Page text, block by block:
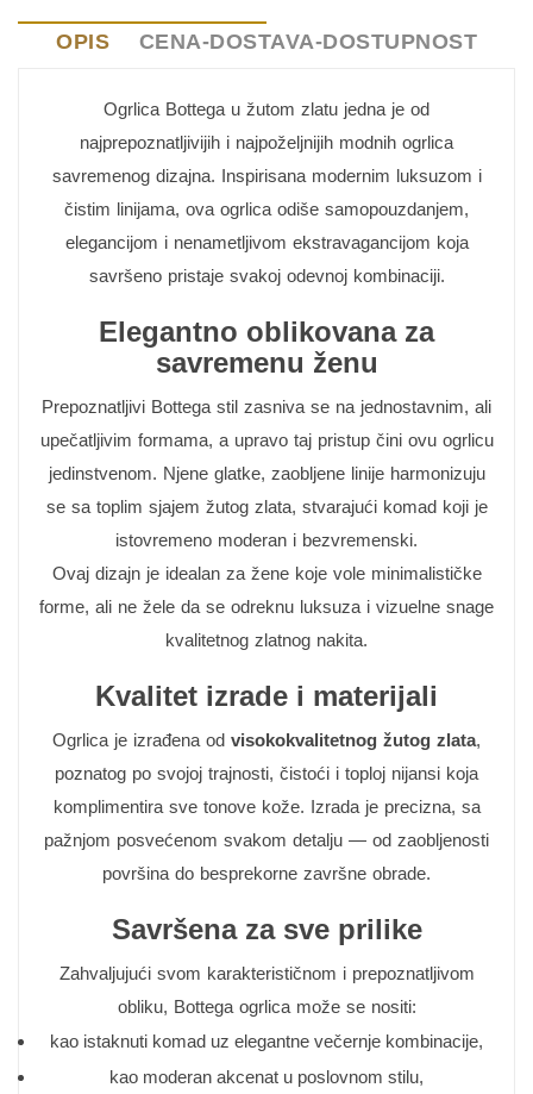
OPIS CENA-DOSTAVA-DOSTUPNOST
Ogrlica Bottega u žutom zlatu jedna je od
najprepoznatljivijih i najpoželjnijih modnih ogrlica
savremenog dizajna. Inspirisana modernim luksuzom i
čistim linijama, ova ogrlica odiše samopouzdanjem,
elegancijom i nenametljivom ekstravagancijom koja
savršeno pristaje svakoj odevnoj kombinaciji.
Elegantno oblikovana za
savremenu ženu
Prepoznatljivi Bottega stil zasniva se na jednostavnim, ali
upečatljivim formama, a upravo taj pristup čini ovu ogrlicu
jedinstvenom. Njene glatke, zaobljene linije harmonizuju
se sa toplim sjajem žutog zlata, stvarajući komad koji je
istovremeno moderan i bezvremenski.
Ovaj dizajn je idealan za žene koje vole minimalističke
forme, ali ne žele da se odreknu luksuza i vizuelne snage
kvalitetnog zlatnog nakita.
Kvalitet izrade i materijali
Ogrlica je izrađena od visokokvalitetnog žutog zlata,
poznatog po svojoj trajnosti, čistoći i toploj nijansi koja
komplimentira sve tonove kože. Izrada je precizna, sa
pažnjom posvećenom svakom detalju — od zaobljenosti
površina do besprekorne završne obrade.
Savršena za sve prilike
Zahvaljujući svom karakterističnom i prepoznatljivom
obliku, Bottega ogrlica može se nositi:
kao istaknuti komad uz elegantne večernje kombinacije,
kao moderan akcenat u poslovnom stilu,